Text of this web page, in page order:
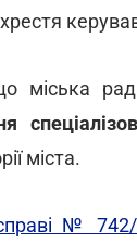
міська
міста.
№